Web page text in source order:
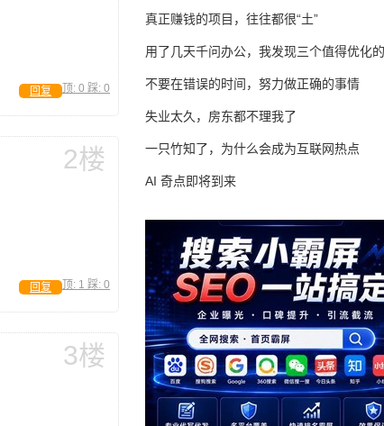
顶: 0 踩: 0
回复
2楼
顶: 1 踩: 0
回复
3楼
真正赚钱的项目，往往都很“土”
用了几天千问办公，我发现三个值得优化
不要在错误的时间，努力做正确的事情
失业太久，房东都不理我了
一只竹知了，为什么会成为互联网热点
AI 奇点即将到来